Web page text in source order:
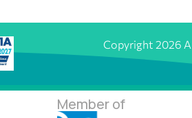
Copyright 2026
Member of